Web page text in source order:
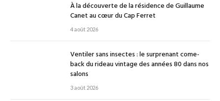
À la découverte de la résidence de Guillaume
Canet au cœur du Cap Ferret
4 août 2026
Ventiler sans insectes : le surprenant come-
back du rideau vintage des années 80 dans nos
salons
3 août 2026